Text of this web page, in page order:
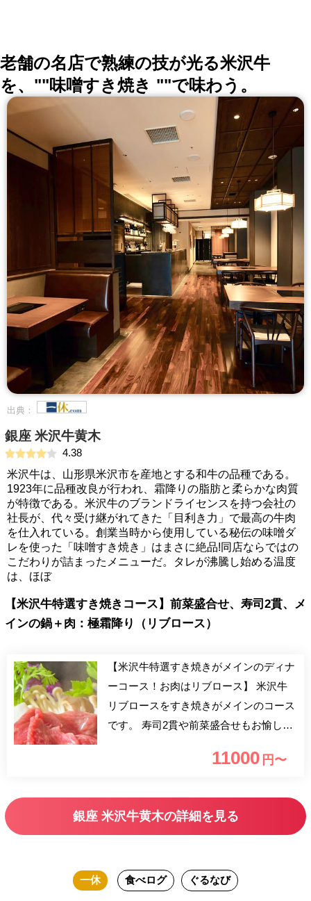
老舗の名店で熟練の技が光る米沢牛
を、""味噌すき焼き ""で味わう。
出典：
銀座 米沢牛黄木
4.38
米沢牛は、山形県米沢市を産地とする和牛の品種である。
1923年に品種改良が行われ、霜降りの脂肪と柔らかな肉質
が特徴である。米沢牛のブランドライセンスを持つ会社の
社長が、代々受け継がれてきた「目利き力」で最高の牛肉
を仕入れている。創業当時から使用している秘伝の味噌ダ
レを使った「味噌すき焼き」はまさに絶品!同店ならではの
こだわりが詰まったメニューだ。タレが沸騰し始める温度
は、ほぼ
【米沢牛特選すき焼きコース】前菜盛合せ、寿司2貫、メ
インの鍋＋肉：極霜降り（リブロース）
【米沢牛特選すき焼きがメインのディナ
ーコース！お肉はリブロース】 米沢牛
リブロースをすき焼きがメインのコース
です。 寿司2貫や前菜盛合せもお愉しみ
ン】 ご家族やご友人、会社の同僚との
ど様々なシーンにお気軽にご利用いただ
けます。
11000 円〜
銀座 米沢牛黄木の詳細を見る
一休 食べログ ぐるなび